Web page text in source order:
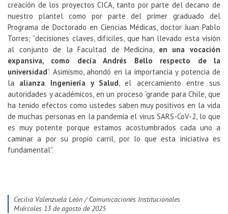
creación de los proyectos CICA, tanto por parte del decano de
nuestro plantel como por parte del primer graduado del
Programa de Doctorado en Ciencias Médicas, doctor Juan Pablo
Torres; “decisiones claves, difíciles, que han llevado esta visión
al conjunto de la Facultad de Medicina, en una vocación
expansiva, como decía Andrés Bello respecto de la
universidad”. Asimismo, ahondó en la importancia y potencia de
la alianza Ingeniería y Salud, el acercamiento entre sus
autoridades y académicos, en un proceso “grande para Chile, que
ha tenido efectos como ustedes saben muy positivos en la vida
de muchas personas en la pandemia el virus SARS-CoV-2, lo que
es muy potente porque estamos acostumbrados cada uno a
caminar a por su propio carril, por lo que esta iniciativa es
fundamental”.
Cecilia Valenzuela León / Comunicaciones Institucionales
miércoles 13 de agosto de 2025